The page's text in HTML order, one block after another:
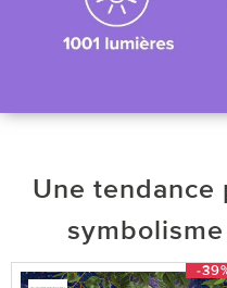
Une tendance
-